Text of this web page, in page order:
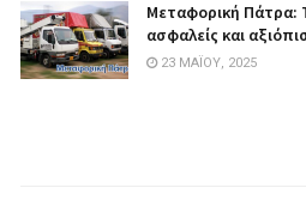
Μεταφορική Πάτρα:
ασφαλείς και
23 ΜΑΪ́ΟΥ, 2025